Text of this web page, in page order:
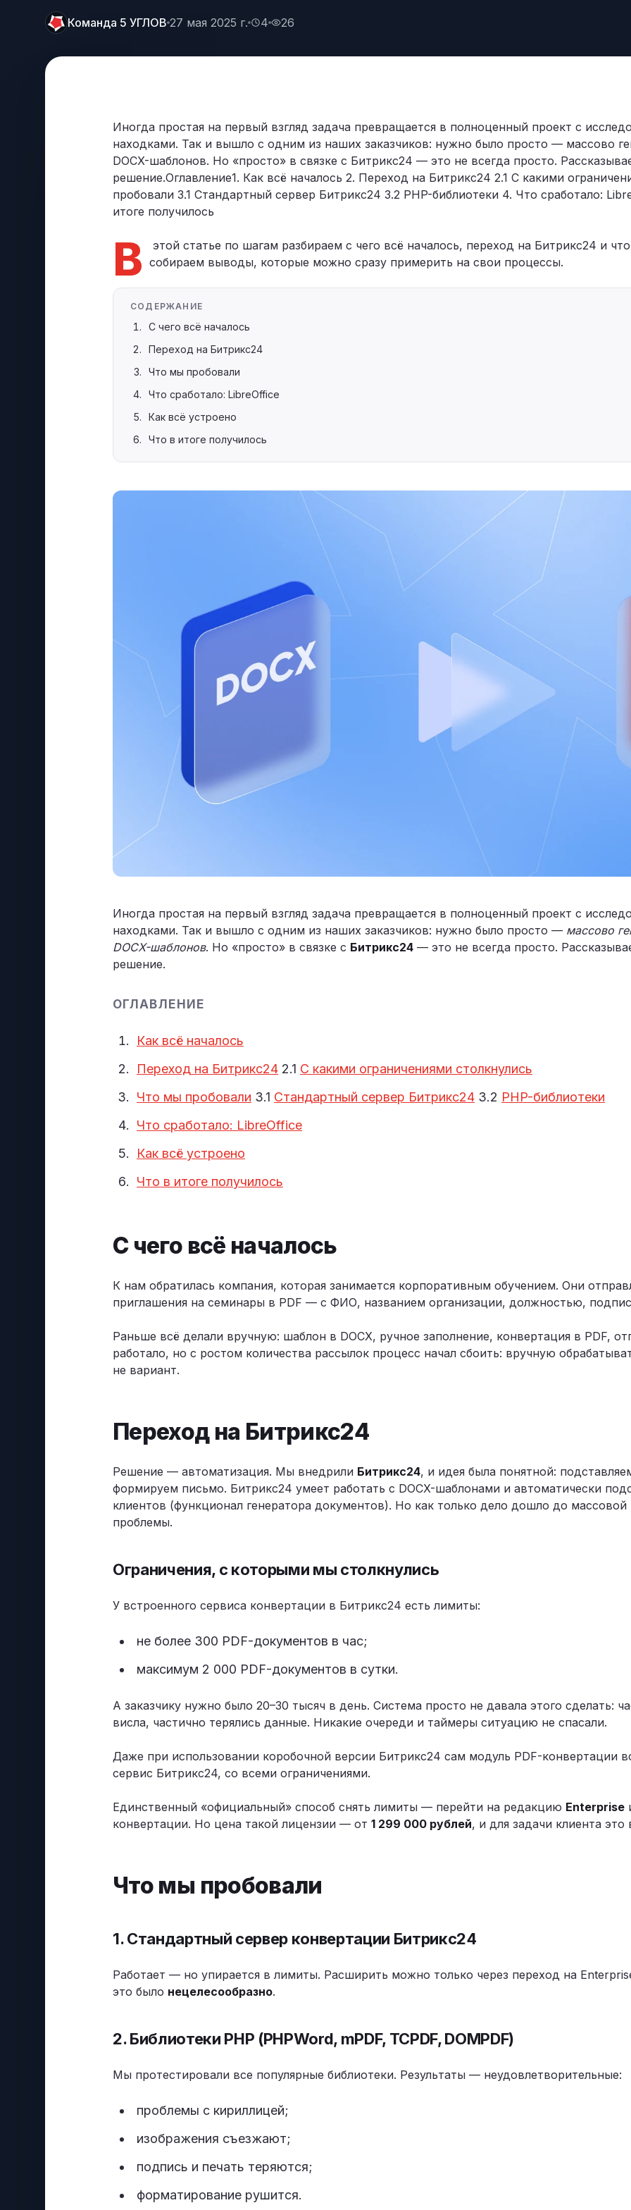
+7 (495) 215-52-91 · Пн–Пт, 10–19 МСК
Оставить заявку
Команда 5 УГЛОВ 27 мая 2025 г. 4 26
Иногда простая на первый взгляд задача превращается в полноценный проект с
находками. Так и вышло с одним из наших заказчиков: нужно было просто — массово
DOCX-шаблонов. Но «просто» в связке с Битрикс24 — это не всегда просто.
решение.Оглавление1. Как всё началось 2. Переход на Битрикс24 2.1 С какими
пробовали 3.1 Стандартный сервер Битрикс24 3.2 PHP-библиотеки 4. Что сработало:
итоге получилось
В
этой статье по шагам разбираем с чего всё началось, переход на Битрикс24 и
собираем выводы, которые можно сразу примерить на свои процессы.
СОДЕРЖАНИЕ
С чего всё началось
Переход на Битрикс24
Что мы пробовали
Что сработало: LibreOffice
Как всё устроено
Что в итоге получилось
Иногда простая на первый взгляд задача превращается в полноценный проект с
находками. Так и вышло с одним из наших заказчиков: нужно было просто — массово
DOCX-шаблонов. Но «просто» в связке с Битрикс24 — это не всегда просто.
решение.
ОГЛАВЛЕНИЕ
Как всё началось
Переход на Битрикс24 2.1 С какими ограничениями столкнулись
Что мы пробовали 3.1 Стандартный сервер Битрикс24 3.2 PHP-библиотеки
Что сработало: LibreOffice
Как всё устроено
Что в итоге получилось
С чего всё началось
К нам обратилась компания, которая занимается корпоративным обучением. Они
приглашения на семинары в PDF — с ФИО, названием организации, должностью,
Раньше всё делали вручную: шаблон в DOCX, ручное заполнение, конвертация в PDF,
работало, но с ростом количества рассылок процесс начал сбоить: вручную
не вариант.
Переход на Битрикс24
Решение — автоматизация. Мы внедрили Битрикс24, и идея была понятной:
формируем письмо. Битрикс24 умеет работать с DOCX-шаблонами и автоматически
клиентов (функционал генератора документов). Но как только дело дошло до
проблемы.
Ограничения, с которыми мы столкнулись
У встроенного сервиса конвертации в Битрикс24 есть лимиты:
не более 300 PDF-документов в час;
максимум 2 000 PDF-документов в сутки.
А заказчику нужно было 20–30 тысяч в день. Система просто не давала этого сделать:
висла, частично терялись данные. Никакие очереди и таймеры ситуацию не спасали.
Даже при использовании коробочной версии Битрикс24 сам модуль PDF-конвертации
сервис Битрикс24, со всеми ограничениями.
Единственный «официальный» способ снять лимиты — перейти на редакцию Enterprise
конвертации. Но цена такой лицензии — от 1 299 000 рублей, и для задачи клиента это
Что мы пробовали
1. Стандартный сервер конвертации Битрикс24
Работает — но упирается в лимиты. Расширить можно только через переход на
это было нецелесообразно.
2. Библиотеки PHP (PHPWord, mPDF, TCPDF, DOMPDF)
Мы протестировали все популярные библиотеки. Результаты — неудовлетворительные:
проблемы с кириллицей;
изображения съезжают;
подпись и печать теряются;
форматирование рушится.